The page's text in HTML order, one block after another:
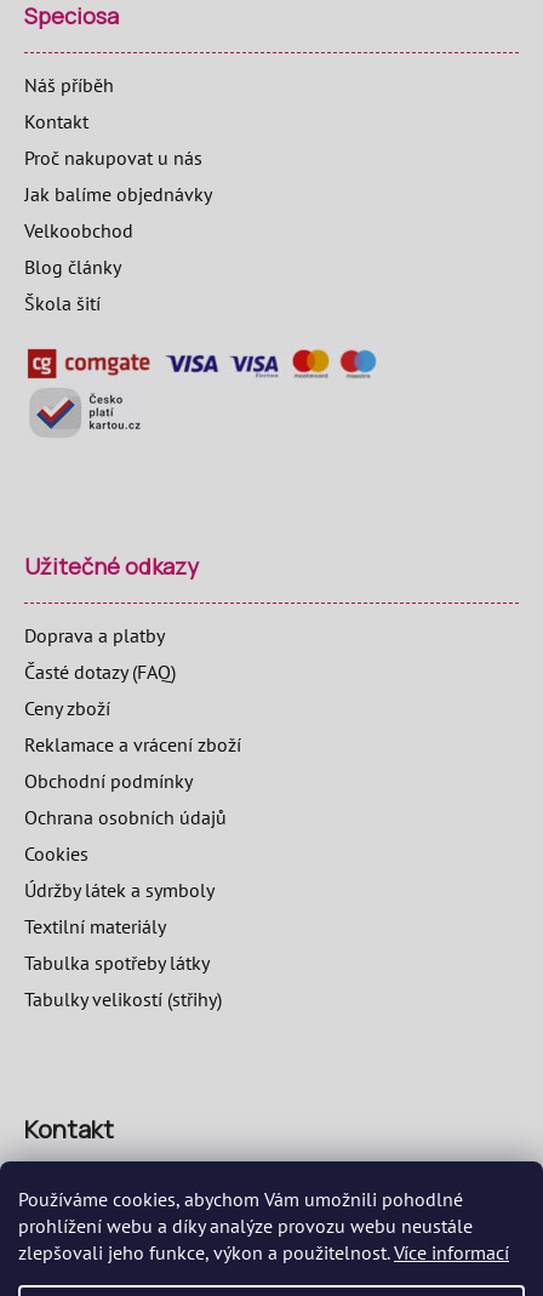
Používáme cookies, abychom Vám umožnili pohodlné
prohlížení webu a díky analýze provozu webu neustále
zlepšovali jeho funkce, výkon a použitelnost.Více informací
Speciosa
Náš příběh
Kontakt
Proč nakupovat u nás
Jak balíme objednávky
Velkoobchod
Blog články
Škola šití
Užitečné odkazy
Doprava a platby
Časté dotazy (FAQ)
Ceny zboží
Reklamace a vrácení zboží
Obchodní podmínky
Ochrana osobních údajů
Cookies
Údržby látek a symboly
Textilní materiály
Tabulka spotřeby látky
Tabulky velikostí (střihy)
Kontakt
info@speciosa.eu